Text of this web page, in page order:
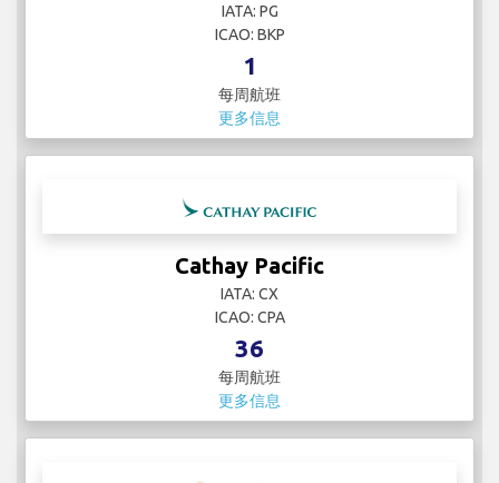
IATA: PG
ICAO: BKP
1
每周航班
更多信息
Cathay Pacific
IATA: CX
ICAO: CPA
36
每周航班
更多信息